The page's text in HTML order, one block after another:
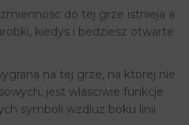
do tej grze istnieja a
kiedys i bedziesz otwarte
na tej grze, na ktorej nie
jest wlasciwie funkcje
symboli wzdluz boku linii